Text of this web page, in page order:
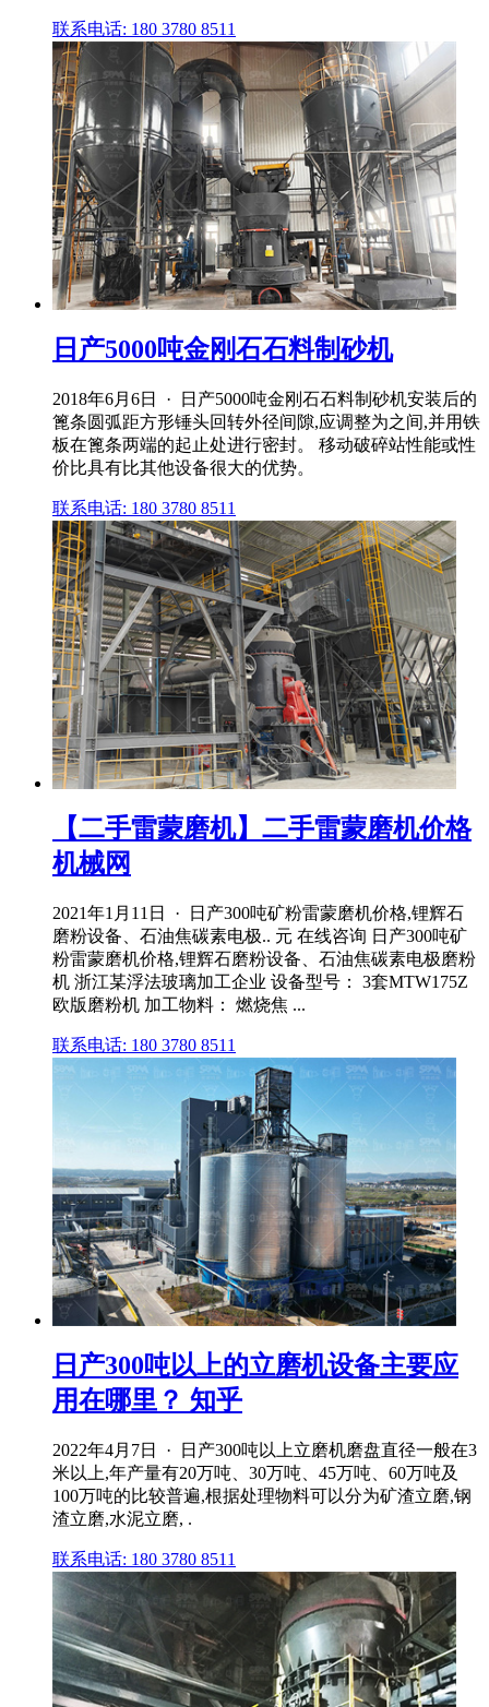
联系电话: 180 3780 8511
日产5000吨金刚石石料制砂机
2018年6月6日 · 日产5000吨金刚石石料制砂机安装后的
篦条圆弧距方形锤头回转外径间隙,应调整为之间,并用铁
板在篦条两端的起止处进行密封。 移动破碎站性能或性
价比具有比其他设备很大的优势。
联系电话: 180 3780 8511
【二手雷蒙磨机】二手雷蒙磨机价格
机械网
2021年1月11日 · 日产300吨矿粉雷蒙磨机价格,锂辉石
磨粉设备、石油焦碳素电极.. 元 在线咨询 日产300吨矿
粉雷蒙磨机价格,锂辉石磨粉设备、石油焦碳素电极磨粉
机 浙江某浮法玻璃加工企业 设备型号： 3套MTW175Z
欧版磨粉机 加工物料： 燃烧焦 ...
联系电话: 180 3780 8511
日产300吨以上的立磨机设备主要应
用在哪里？ 知乎
2022年4月7日 · 日产300吨以上立磨机磨盘直径一般在3
米以上,年产量有20万吨、30万吨、45万吨、60万吨及
100万吨的比较普遍,根据处理物料可以分为矿渣立磨,钢
渣立磨,水泥立磨, .
联系电话: 180 3780 8511